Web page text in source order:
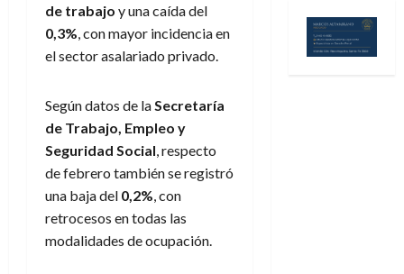
de trabajo y una caída del
0,3% , con mayor incidencia en
el sector asalariado privado.
Según datos de la Secretaría
de Trabajo, Empleo y
Seguridad Social , respecto
de febrero también se registró
una baja del 0,2% , con
retrocesos en todas las
modalidades de ocupación.